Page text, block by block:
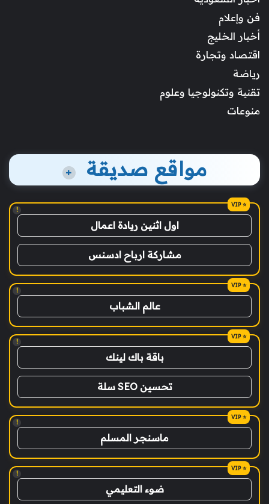
فن وإعلام
أخبار الخليج
اقتصاد وتجارة
رياضة
تقنية وتكنولوجيا وعلوم
منوعات
مواقع صديقة +
!
اول اثنين ريادة اعمال
مشاركة ارباح ادسنس
!
عالم الشباب
!
باقة باك لينك
تحسين SEO سلة
!
ماسنجر المسلم
!
ضوء التعليمي